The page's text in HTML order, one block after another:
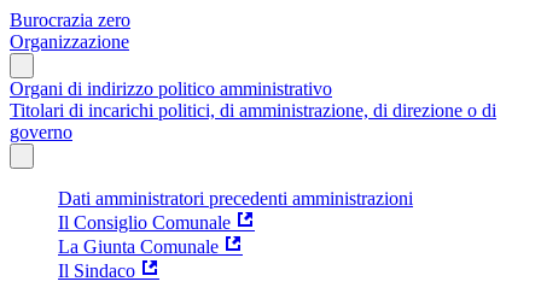
Burocrazia zero
Organizzazione
Organi di indirizzo politico amministrativo
Titolari di incarichi politici, di amministrazione, di direzione o di
governo
Dati amministratori precedenti amministrazioni
Il Consiglio Comunale
La Giunta Comunale
Il Sindaco